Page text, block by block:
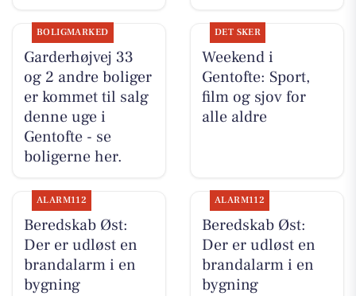
BOLIGMARKED
Garderhøjvej 33
og 2 andre boliger
er kommet til salg
denne uge i
Gentofte - se
boligerne her.
DET SKER
Weekend i
Gentofte: Sport,
film og sjov for
alle aldre
ALARM112
Beredskab Øst:
Der er udløst en
brandalarm i en
bygning
ALARM112
Beredskab Øst:
Der er udløst en
brandalarm i en
bygning